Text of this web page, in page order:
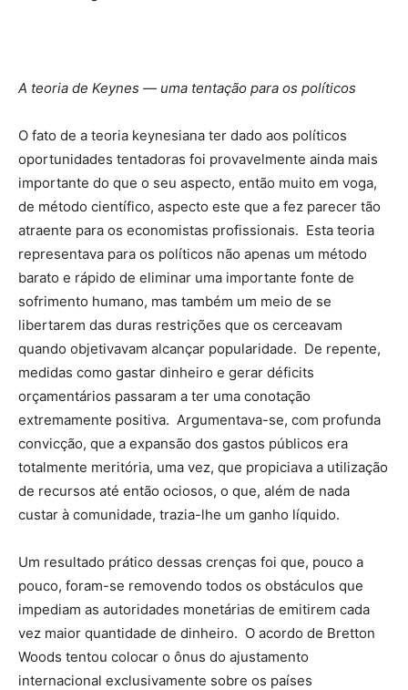
A teoria de Keynes — uma tentação para os políticos
O fato de a teoria keynesiana ter dado aos políticos
oportunidades tentadoras foi provavelmente ainda mais
importante do que o seu aspecto, então muito em voga,
de método científico, aspecto este que a fez parecer tão
atraente para os economistas profissionais. Esta teoria
representava para os políticos não apenas um método
barato e rápido de eliminar uma importante fonte de
sofrimento humano, mas também um meio de se
libertarem das duras restrições que os cerceavam
quando objetivavam alcançar popularidade. De repente,
medidas como gastar dinheiro e gerar déficits
orçamentários passaram a ter uma conotação
extremamente positiva. Argumentava-se, com profunda
convicção, que a expansão dos gastos públicos era
totalmente meritória, uma vez, que propiciava a utilização
de recursos até então ociosos, o que, além de nada
custar à comunidade, trazia-lhe um ganho líquido.
Um resultado prático dessas crenças foi que, pouco a
pouco, foram-se removendo todos os obstáculos que
impediam as autoridades monetárias de emitirem cada
vez maior quantidade de dinheiro. O acordo de Bretton
Woods tentou colocar o ônus do ajustamento
internacional exclusivamente sobre os países